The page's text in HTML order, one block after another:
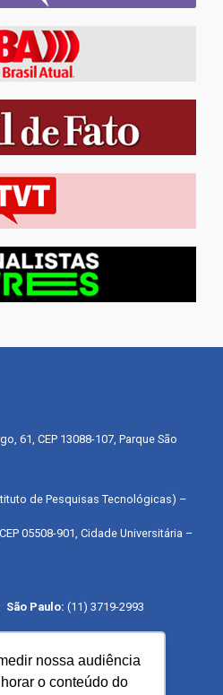
nossa audiência
o conteúdo do
61, CEP 13088-107, Parque São
de Pesquisas Tecnológicas) –
05508-901, Cidade Universitária –
São Paulo: (11) 3719-2993